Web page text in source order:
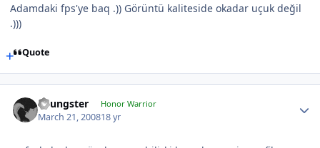
Adamdaki fps'ye baq .)) Görüntü kaliteside okadar uçuk değil
.)))
Quote
Youngster Honor Warrior
March 21, 200818 yr